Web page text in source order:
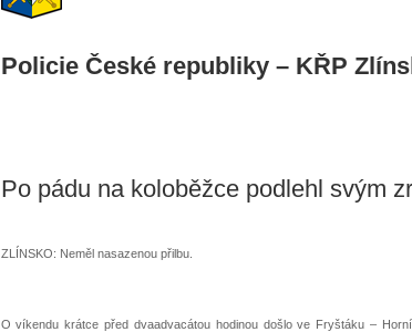
Policie České republiky – KŘP
Po pádu na koloběžce podlehl svým
ZLÍNSKO: Neměl nasazenou přilbu.
O víkendu krátce před dvaadvacátou hodinou došlo ve Fryštáku –